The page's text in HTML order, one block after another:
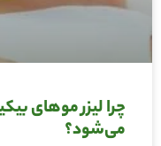
چرا لیزر موهای
می‌شود؟